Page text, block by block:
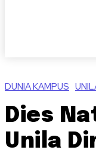
DUNIA KAMPUS
Dies
Unila